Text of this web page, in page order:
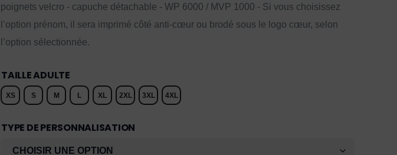
poignets velcro - capuche détachable - WP 6000 / MVP 1000 - Si vous choisissez
l’option prénom, il sera imprimé côté anti-cœur ou brodé sous le logo cœur, selon
l’option sélectionnée.
TAILLE ADULTE
XS S M L XL 2XL 3XL 4XL
TYPE DE PERSONNALISATION